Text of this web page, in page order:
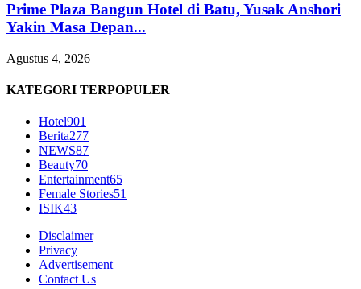
Prime Plaza Bangun Hotel di Batu, Yusak Anshori
Yakin Masa Depan...
Agustus 4, 2026
KATEGORI TERPOPULER
Hotel901
Berita277
NEWS87
Beauty70
Entertainment65
Female Stories51
ISIK43
Disclaimer
Privacy
Advertisement
Contact Us